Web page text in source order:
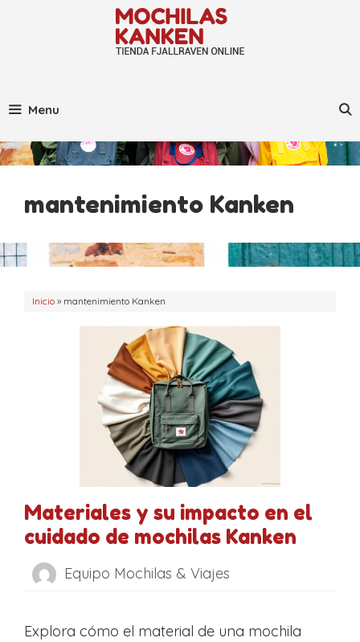
Menu
mantenimiento Kanken
Inicio » mantenimiento Kanken
Materiales y su impacto en el
cuidado de mochilas Kanken
Equipo Mochilas & Viajes
Explora cómo el material de una mochila